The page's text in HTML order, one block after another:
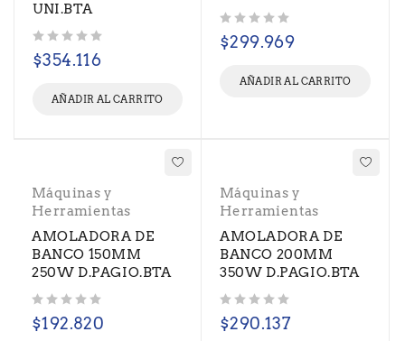
UNI.BTA
$354.116
AÑADIR AL CARRITO
$299.969
AÑADIR AL CARRITO
Máquinas y
Herramientas
AMOLADORA DE
BANCO 150MM
250W D.PAGIO.BTA
$192.820
Máquinas y
Herramientas
AMOLADORA DE
BANCO 200MM
350W D.PAGIO.BTA
$290.137